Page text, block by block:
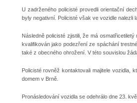
U zadrženého policisté provedli orientační
byly negativní. Policisté však ve vozidle
Následně policisté zjistili, že má
kvalifikován jako podezření ze spáchání
také z obecného ohrožení. V této souvislou
Policisté rovněž kontaktovali majitele vozidla,
domem v Brně.
Pronásledování vozidla se odehrálo dne 23.